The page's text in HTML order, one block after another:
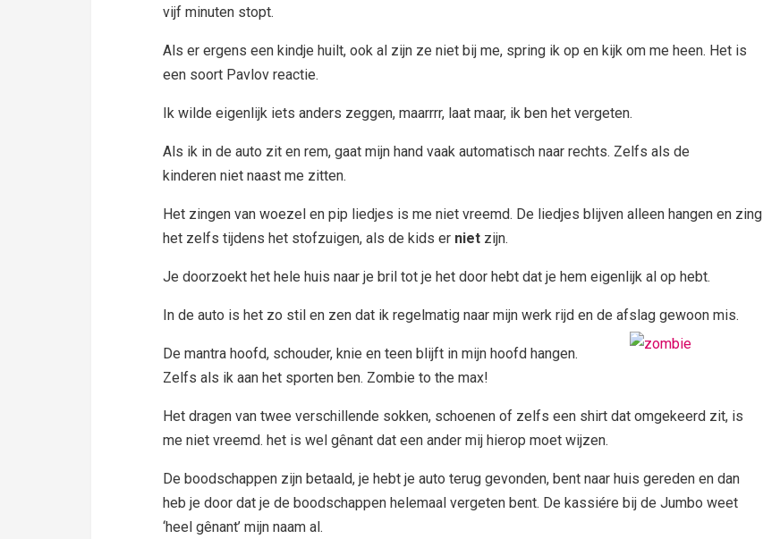
vijf minuten stopt.
Als er ergens een kindje huilt, ook al zijn ze niet bij me, spring ik op en kijk om me heen. Het is
een soort Pavlov reactie.
Ik wilde eigenlijk iets anders zeggen, maarrrr, laat maar, ik ben het vergeten.
Als ik in de auto zit en rem, gaat mijn hand vaak automatisch naar rechts. Zelfs als de
kinderen niet naast me zitten.
Het zingen van woezel en pip liedjes is me niet vreemd. De liedjes blijven alleen hangen en zing
het zelfs tijdens het stofzuigen, als de kids er niet zijn.
Je doorzoekt het hele huis naar je bril tot je het door hebt dat je hem eigenlijk al op hebt.
In de auto is het zo stil en zen dat ik regelmatig naar mijn werk rijd en de afslag gewoon mis.
De mantra hoofd, schouder, knie en teen blijft in mijn hoofd hangen.
Zelfs als ik aan het sporten ben. Zombie to the max!
Het dragen van twee verschillende sokken, schoenen of zelfs een shirt dat omgekeerd zit, is
me niet vreemd. het is wel gênant dat een ander mij hierop moet wijzen.
De boodschappen zijn betaald, je hebt je auto terug gevonden, bent naar huis gereden en dan
heb je door dat je de boodschappen helemaal vergeten bent. De kassiére bij de Jumbo weet
‘heel gênant’ mijn naam al.